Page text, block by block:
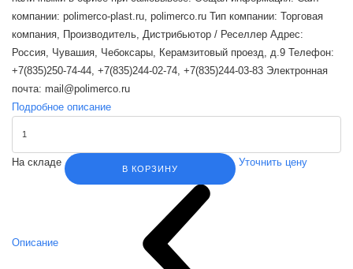
компании: polimerco-plast.ru, polimerco.ru Тип компании: Торговая
компания, Производитель, Дистрибьютор / Реселлер Адрес:
Россия, Чувашия, Чебоксары, Керамзитовый проезд, д.9 Телефон:
+7(835)250-74-44, +7(835)244-02-74, +7(835)244-03-83 Электронная
почта: mail@polimerco.ru
Подробное описание
На складе
В КОРЗИНУ
Уточнить цену
Описание